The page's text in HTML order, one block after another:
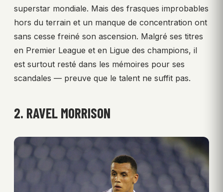
superstar mondiale. Mais des frasques improbables
hors du terrain et un manque de concentration ont
sans cesse freiné son ascension. Malgré ses titres
en Premier League et en Ligue des champions, il
est surtout resté dans les mémoires pour ses
scandales — preuve que le talent ne suffit pas.
2. RAVEL MORRISON